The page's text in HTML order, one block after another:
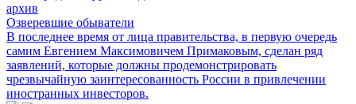
архив
Озверевшие обыватели
В последнее время от лица правительства, в первую очередь
самим Евгением Максимовичем Примаковым, сделан ряд
заявлений, которые должны продемонстрировать
чрезвычайную заинтересованность России в привлечении
иностранных инвесторов.